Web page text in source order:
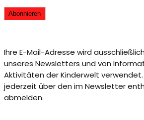
Ihre E-Mail-Adresse wird
unseres Newsletters und von
Aktivitäten der Kinderwelt verwendet.
jederzeit über den im Newsletter
abmelden.